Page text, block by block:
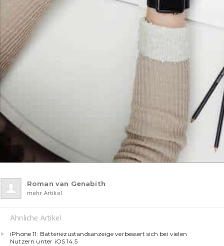
Roman van Genabith
mehr Artikel
Ähnliche Artikel
iPhone 11: Batteriezustandsanzeige verbessert sich bei vielen
Nutzern unter iOS 14.5